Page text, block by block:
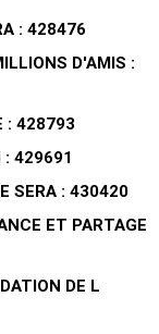
: 428476
D'AMIS :
: 428793
429691
SERA : 430420
ET PARTAGE
DE L